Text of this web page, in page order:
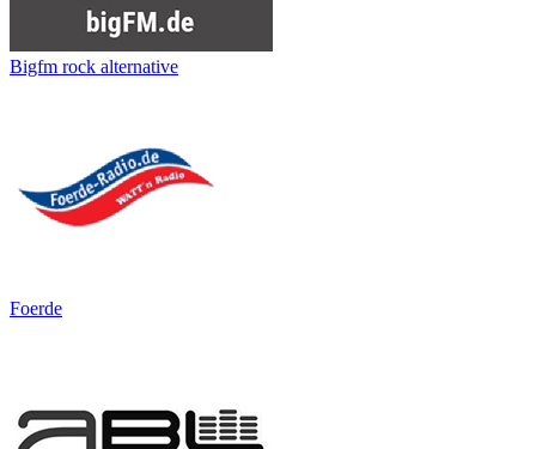
Bigfm rock alternative
Foerde